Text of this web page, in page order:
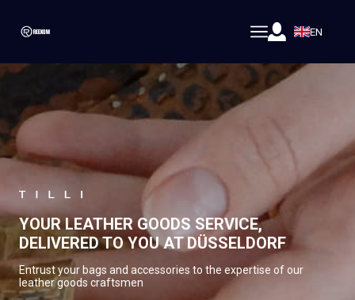
EN
YOUR LEATHER GOODS SERVICE,
DELIVERED TO YOU AT DÜSSELDORF
Entrust your bags and accessories to the expertise of our
leather goods craftsmen